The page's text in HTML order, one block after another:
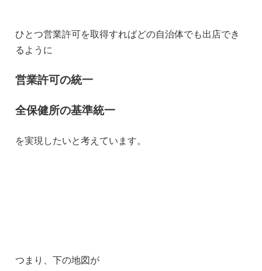
ひとつ営業許可を取得すればどの自治体でも出店でき
るように
営業許可の統一
全保健所の基準統一
を実現したいと考えています。
つまり、下の地図が